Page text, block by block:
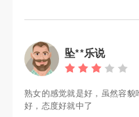
坠**乐说
熟女的感觉就是好，虽然容
好，态度好就中了